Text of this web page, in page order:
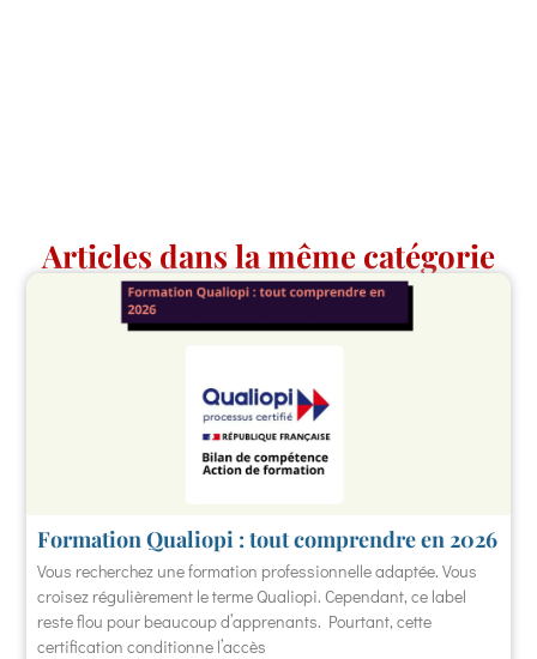
Articles dans la même catégorie
Formation Qualiopi : tout comprendre en 2026
Vous recherchez une formation professionnelle adaptée. Vous
croisez régulièrement le terme Qualiopi. Cependant, ce label
reste flou pour beaucoup d’apprenants. Pourtant, cette
certification conditionne l’accès